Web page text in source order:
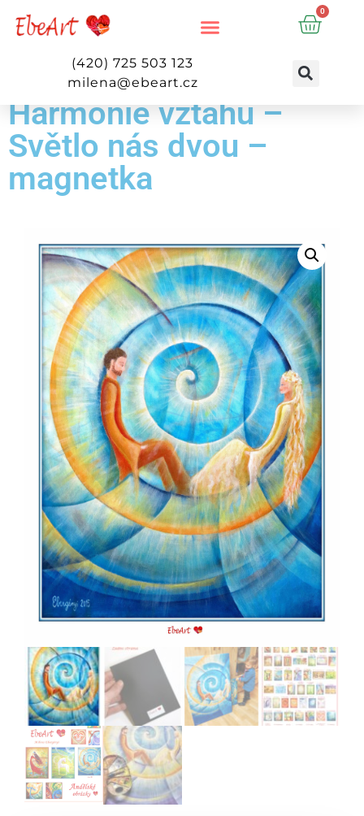
0
(420) 725 503 123
milena@ebeart.cz
Harmonie vztahu –
Světlo nás dvou –
magnetka